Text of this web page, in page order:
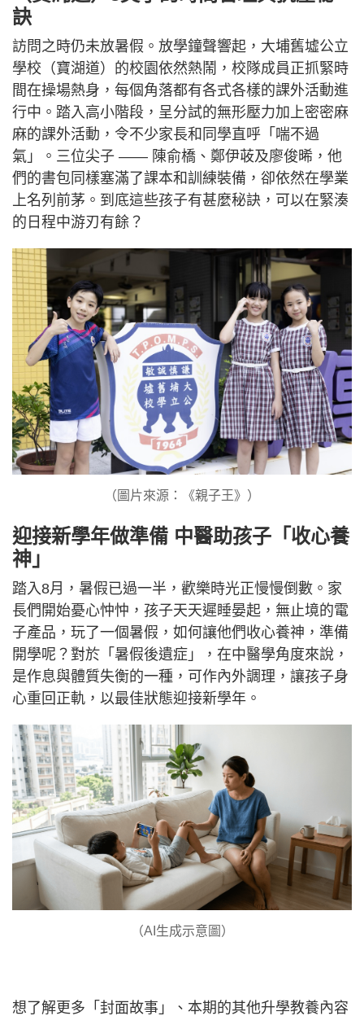
訣
訪問之時仍未放暑假。放學鐘聲響起，大埔舊墟公立
學校（寶湖道）的校園依然熱鬧，校隊成員正抓緊時
間在操場熱身，每個角落都有各式各樣的課外活動進
行中。踏入高小階段，呈分試的無形壓力加上密密麻
麻的課外活動，令不少家長和同學直呼「喘不過
氣」。三位尖子 —— 陳俞橋、鄭伊荍及廖俊晞，他
們的書包同樣塞滿了課本和訓練裝備，卻依然在學業
上名列前茅。到底這些孩子有甚麼秘訣，可以在緊湊
的日程中游刃有餘？
（圖片來源：《親子王》）
迎接新學年做準備 中醫助孩子「收心養
神」
踏入8月，暑假已過一半，歡樂時光正慢慢倒數。家
長們開始憂心忡忡，孩子天天遲睡晏起，無止境的電
子產品，玩了一個暑假，如何讓他們收心養神，準備
開學呢？對於「暑假後遺症」，在中醫學角度來說，
是作息與體質失衡的一種，可作內外調理，讓孩子身
心重回正軌，以最佳狀態迎接新學年。
（AI生成示意圖）
想了解更多「封面故事」、本期的其他升學教養內容